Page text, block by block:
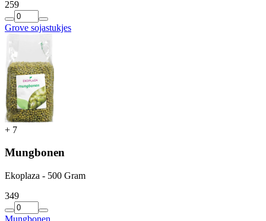
259
Grove sojastukjes
+ 7
Mungbonen
Ekoplaza - 500 Gram
349